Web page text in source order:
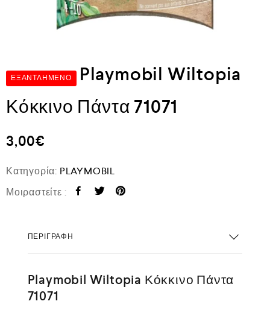
ΕΞΑΝΤΛΗΜΈΝΟ
Playmobil Wiltopia
Κόκκινο Πάντα 71071
3,00€
Κατηγορία: PLAYMOBIL
Μοιραστείτε :
ΠΕΡΙΓΡΑΦΉ
Playmobil Wiltopia Κόκκινο Πάντα
71071